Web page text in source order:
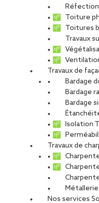
Toiture
Toitures
Travaux
Travaux de
Bardage
Bardage
Bardage
Isolation
Travaux de
Nos services